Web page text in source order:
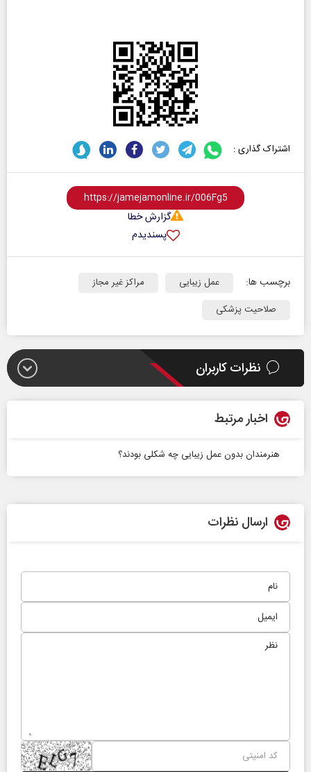
اشتراک گذاری :
گزارش خطا
پسندیدم
برچسب ها: عمل زیبایی
مراکز غیر مجاز
صلاحیت پزشکی
نظرات کاربران
اخبار مرتبط
هنرمندان بدون عمل زیبایی چه شکلی بودند؟
ارسال نظرات